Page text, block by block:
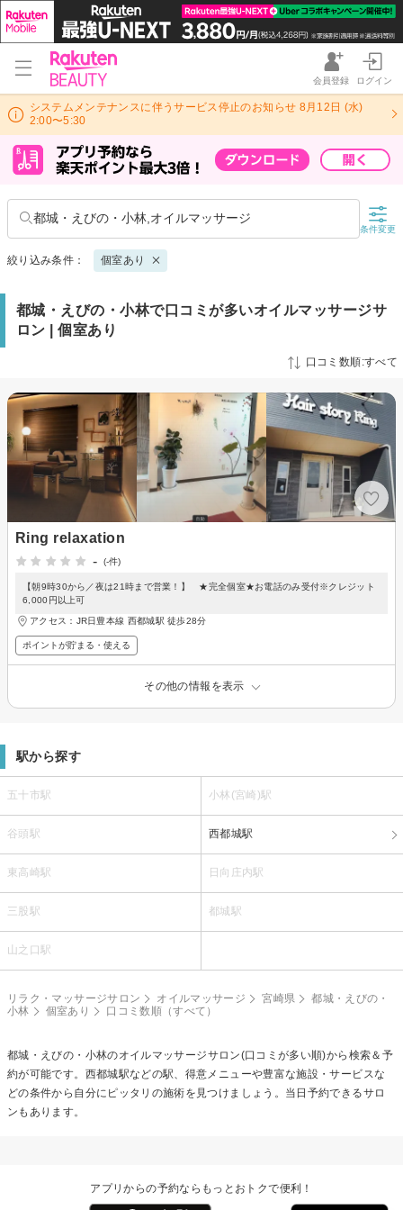
会員登録 ログイン
システムメンテナンスに伴うサービス停止のお知らせ 8月12日 (水)
2:00〜5:30
都城・えびの・小林,オイルマッサージ
条件変更
絞り込み条件： 個室あり
都城・えびの・小林で口コミが多いオイルマッサージサ
ロン | 個室あり
口コミ数順:すべて
Ring relaxation
-
(-件)
【朝9時30から／夜は21時まで営業！】 ★完全個室★お電話のみ受付※クレジット
6,000円以上可
アクセス：JR日豊本線 西都城駅 徒歩28分
ポイントが貯まる・使える
その他の情報を表示
駅から探す
五十市駅 小林(宮崎)駅
谷頭駅 西都城駅
東高崎駅 日向庄内駅
三股駅 都城駅
山之口駅
リラク・マッサージサロン オイルマッサージ 宮崎県
都城・えびの・
小林
個室あり 口コミ数順（すべて）
都城・えびの・小林のオイルマッサージサロン(口コミが多い順)から検索＆予
約が可能です。西都城駅などの駅、得意メニューや豊富な施設・サービスな
どの条件から自分にピッタリの施術を見つけましょう。当日予約できるサロ
ンもあります。
アプリからの予約ならもっとおトクで便利！